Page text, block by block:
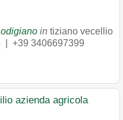
in tiziano vecellio
+39 3406697399
azienda agricola